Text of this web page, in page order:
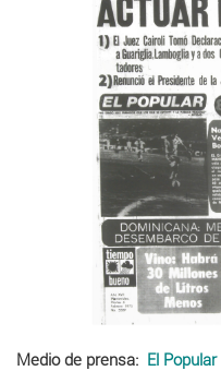
Medio de prensa
El Popular